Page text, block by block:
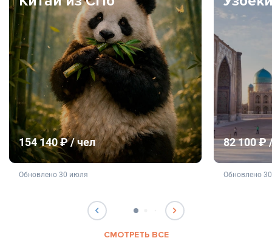
154 140 ₽ / чел
не является публичной офертой
Обновлено 30 июля
82 100 ₽
не
Обновлено
СМОТРЕТЬ ВСЕ